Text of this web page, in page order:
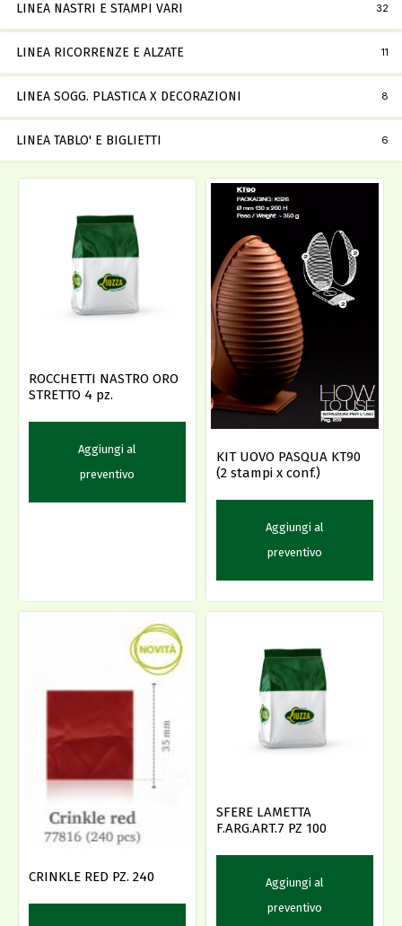
LINEA NASTRI E STAMPI VARI 32
LINEA RICORRENZE E ALZATE 11
LINEA SOGG. PLASTICA X DECORAZIONI 8
LINEA TABLO' E BIGLIETTI 6
ROCCHETTI NASTRO ORO
STRETTO 4 pz.
Aggiungi al
preventivo
KIT UOVO PASQUA KT90
(2 stampi x conf.)
Aggiungi al
preventivo
CRINKLE RED PZ. 240
SFERE LAMETTA
F.ARG.ART.7 PZ 100
Aggiungi al
preventivo